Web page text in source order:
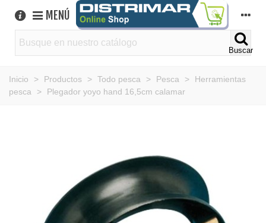
MENÚ
Buscar
Inicio > Productos > Todo pesca > Pesca >
Herramientas
pesca
> Plegador yoyo hand 16,5cm calamar